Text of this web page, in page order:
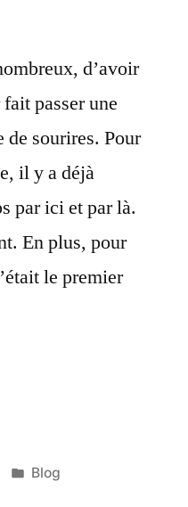
d’avoir
passer une
sourires. Pour
il y a déjà
par ici et par là.
En plus, pour
le premier
Publié
Blog